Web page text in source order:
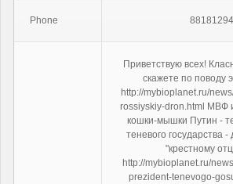
Phone
Приветствую всех!
скажете по поводу
http://mybioplanet.ru/
rossiyskiy-dron.html МВФ
кошки-мышки Путин -
теневого государства
"крестному
http://mybioplanet.ru/
prezident-tenevogo-